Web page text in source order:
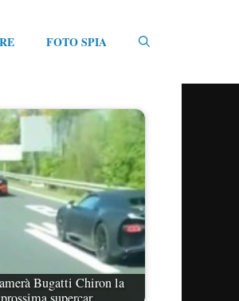
FOTO SPIA
Bugatti Chiron la